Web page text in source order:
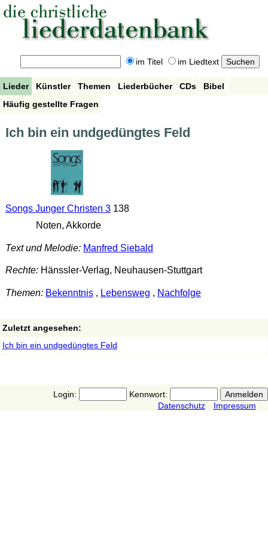
im Titel im Liedtext
Lieder Künstler Themen Liederbücher CDs
Bibel
Häufig gestellte Fragen
Ich bin ein undgedüngtes Feld
Songs Junger Christen 3138
Noten, Akkorde
Text und Melodie: Manfred Siebald
Rechte:Hänssler-Verlag, Neuhausen-Stuttgart
Themen: Bekenntnis, Lebensweg , Nachfolge
Zuletzt angesehen:
Ich bin ein undgedüngtes Feld
Login:
Kennwort:
Datenschutz
Impressum